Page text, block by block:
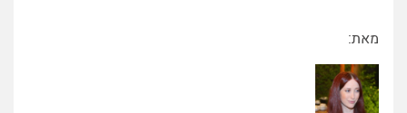
מאת: